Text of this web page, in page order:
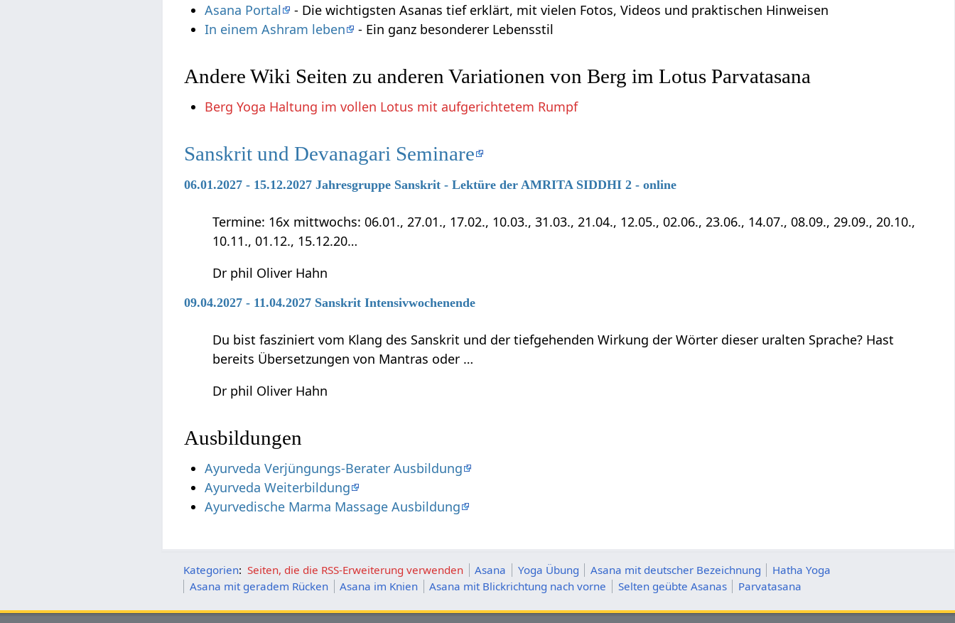
Asana Portal
- Die wichtigsten Asanas tief erklärt, mit vielen Fotos, Videos und praktischen Hinweisen
In einem Ashram leben
- Ein ganz besonderer Lebensstil
Andere Wiki Seiten zu anderen Variationen von Berg im Lotus Parvatasana
Berg Yoga Haltung im vollen Lotus mit aufgerichtetem Rumpf
Sanskrit und Devanagari Seminare
06.01.2027 - 15.12.2027 Jahresgruppe Sanskrit - Lektüre der AMRITA SIDDHI 2 - online
Termine: 16x mittwochs: 06.01., 27.01., 17.02., 10.03., 31.03., 21.04., 12.05., 02.06., 23.06., 14.07., 08.09., 29.09., 20.10.,
10.11., 01.12., 15.12.20…
Dr phil Oliver Hahn
09.04.2027 - 11.04.2027 Sanskrit Intensivwochenende
Du bist fasziniert vom Klang des Sanskrit und der tiefgehenden Wirkung der Wörter dieser uralten Sprache? Hast
bereits Übersetzungen von Mantras oder …
Dr phil Oliver Hahn
Ausbildungen
Ayurveda Verjüngungs-Berater Ausbildung
Ayurveda Weiterbildung
Ayurvedische Marma Massage Ausbildung
Kategorien: Seiten, die die RSS-Erweiterung verwenden Asana Yoga Übung Asana mit deutscher Bezeichnung
Hatha Yoga
Asana mit geradem Rücken
Asana im Knien Asana mit Blickrichtung nach vorne Selten geübte Asanas Parvatasana